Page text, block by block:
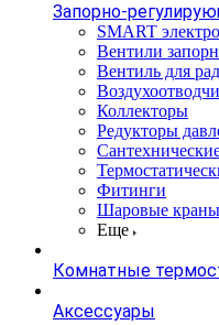
Запорно-
SMART
Вентили
Вентиль для
Коллекторы
Редукторы
Фитинги
Шаровые краны
Еще
Комнатные
Аксессуары